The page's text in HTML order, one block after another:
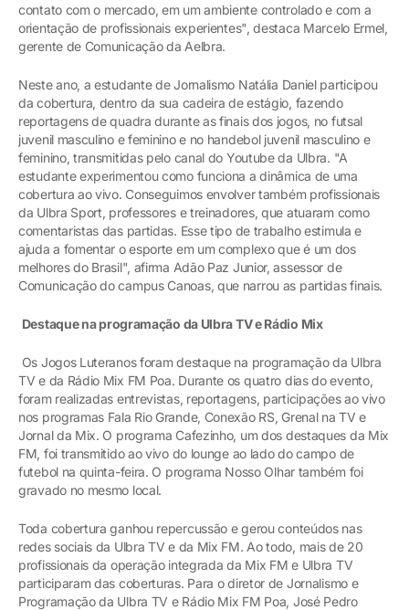
contato com o mercado, em um ambiente controlado e com a
orientação de profissionais experientes", destaca Marcelo Ermel,
gerente de Comunicação da Aelbra.
Neste ano, a estudante de Jornalismo Natália Daniel participou
da cobertura, dentro da sua cadeira de estágio, fazendo
reportagens de quadra durante as finais dos jogos, no futsal
juvenil masculino e feminino e no handebol juvenil masculino e
feminino, transmitidas pelo canal do Youtube da Ulbra. "A
estudante experimentou como funciona a dinâmica de uma
cobertura ao vivo. Conseguimos envolver também profissionais
da Ulbra Sport, professores e treinadores, que atuaram como
comentaristas das partidas. Esse tipo de trabalho estimula e
ajuda a fomentar o esporte em um complexo que é um dos
melhores do Brasil", afirma Adão Paz Junior, assessor de
Comunicação do campus Canoas, que narrou as partidas finais.
Destaque na programação da Ulbra TV e Rádio Mix
Os Jogos Luteranos foram destaque na programação da Ulbra
TV e da Rádio Mix FM Poa. Durante os quatro dias do evento,
foram realizadas entrevistas, reportagens, participações ao vivo
nos programas Fala Rio Grande, Conexão RS, Grenal na TV e
Jornal da Mix. O programa Cafezinho, um dos destaques da Mix
FM, foi transmitido ao vivo do lounge ao lado do campo de
futebol na quinta-feira. O programa Nosso Olhar também foi
gravado no mesmo local.
Toda cobertura ganhou repercussão e gerou conteúdos nas
redes sociais da Ulbra TV e da Mix FM. Ao todo, mais de 20
profissionais da operação integrada da Mix FM e Ulbra TV
participaram das coberturas. Para o diretor de Jornalismo e
Programação da Ulbra TV e Rádio Mix FM Poa, José Pedro